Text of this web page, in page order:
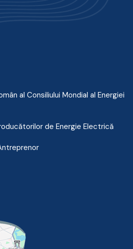
al Consiliului Mondial al Energiei
de Energie Electrică